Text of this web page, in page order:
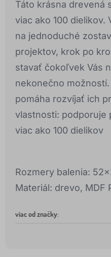
Táto krásna drevená
viac ako 100 dielikov.
na jednoduché
projektov, krok po
stavať čokoľvek Vás
nekonečno
pomáha rozvíjať ich
vlastnosti: podporuje
viac ako 100 dielikov
Rozmery balenia:
Materiál: drevo, MDF
viac od značky: